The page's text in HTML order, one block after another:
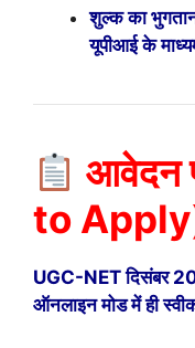
शुल्क का भुगतान
यूपीआई के
आवेदन
to
UGC-NET दिसंबर
ऑनलाइन मोड में ही